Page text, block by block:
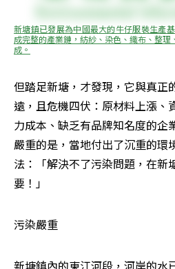
新塘鎮已發展為中國最大的牛仔服裝生產
成完整的產業鏈，紡紗、染色、織布、整
成。
但踏足新塘，才發現，它與真正
遠，且危機四伏：原材料上漲、
力成本、缺乏有品牌知名度的企
嚴重的是，當地付出了沉重的環
法：「解決不了污染問題，在新
要！」
污染嚴重
新塘鎮內的東江河段，河岸的水